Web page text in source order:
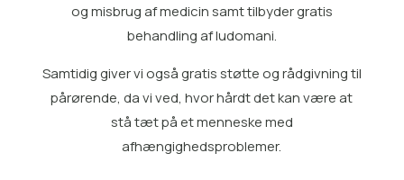
og misbrug af medicin samt tilbyder gratis
behandling af ludomani.
Samtidig giver vi også gratisstøtte og rådgivning til
pårørende, da vi ved, hvor hårdt det kan være at
stå tæt på et menneske med
afhængighedsproblemer.